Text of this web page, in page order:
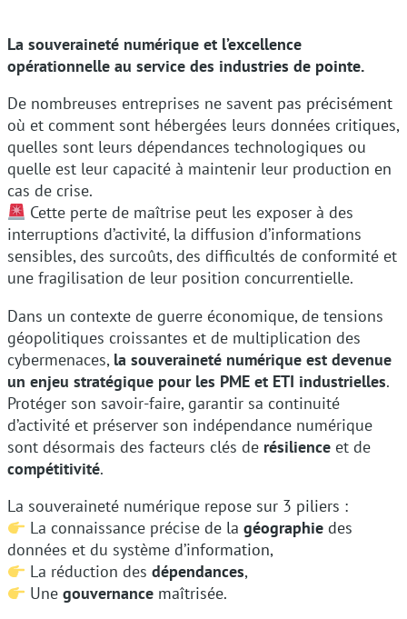
La souveraineté numérique et l’excellence
opérationnelle au service des industries de pointe.
De nombreuses entreprises ne savent pas précisément
où et comment sont hébergées leurs données critiques,
quelles sont leurs dépendances technologiques ou
quelle est leur capacité à maintenir leur production en
cas de crise.
Cette perte de maîtrise peut les exposer à des
interruptions d’activité, la diffusion d’informations
sensibles, des surcoûts, des difficultés de conformité et
une fragilisation de leur position concurrentielle.
Dans un contexte de guerre économique, de tensions
géopolitiques croissantes et de multiplication des
cybermenaces, la souveraineté numérique est devenue
un enjeu stratégique pour les PME et ETI industrielles.
Protéger son savoir-faire, garantir sa continuité
d’activité et préserver son indépendance numérique
sont désormais des facteurs clés de résilience et de
compétitivité.
La souveraineté numérique repose sur 3 piliers :
La connaissance précise de lagéographie des
données et du système d’information,
La réduction desdépendances,
Unegouvernance maîtrisée.